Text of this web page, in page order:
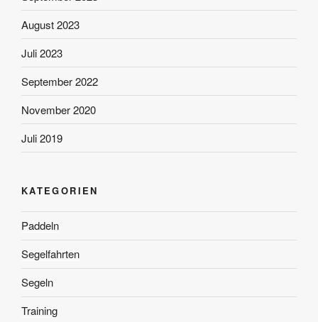
August 2023
Juli 2023
September 2022
November 2020
Juli 2019
KATEGORIEN
Paddeln
Segelfahrten
Segeln
Training